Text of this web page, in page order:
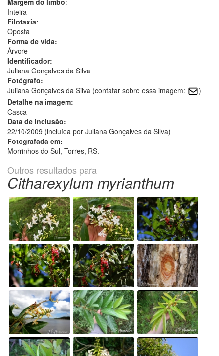
Inteira
Filotaxia:
Oposta
Forma de vida:
Árvore
Identificador:
Juliana Gonçalves da Silva
Fotógrafo:
Juliana Gonçalves da Silva (contatar sobre essa imagem:
)
Detalhe na imagem:
Casca
Data de inclusão:
22/10/2009 (incluída por Juliana Gonçalves da Silva)
Fotografada em:
Morrinhos do Sul, Torres, RS.
Outros resultados para
Citharexylum myrianthum